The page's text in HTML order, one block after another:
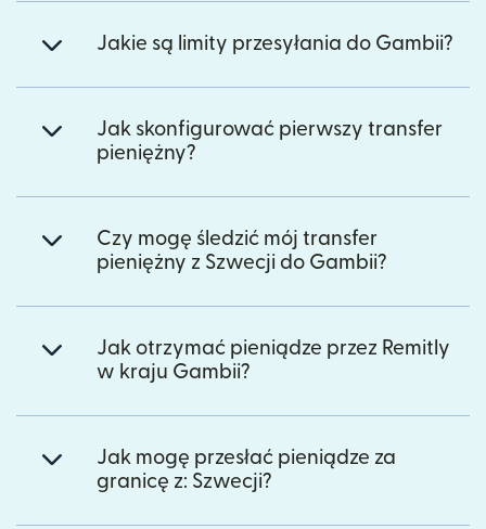
Jakie są limity przesyłania do Gambii?
Jak skonfigurować pierwszy transfer
pieniężny?
Czy mogę śledzić mój transfer
pieniężny z Szwecji do Gambii?
Jak otrzymać pieniądze przez Remitly
w kraju Gambii?
Jak mogę przesłać pieniądze za
granicę z: Szwecji?